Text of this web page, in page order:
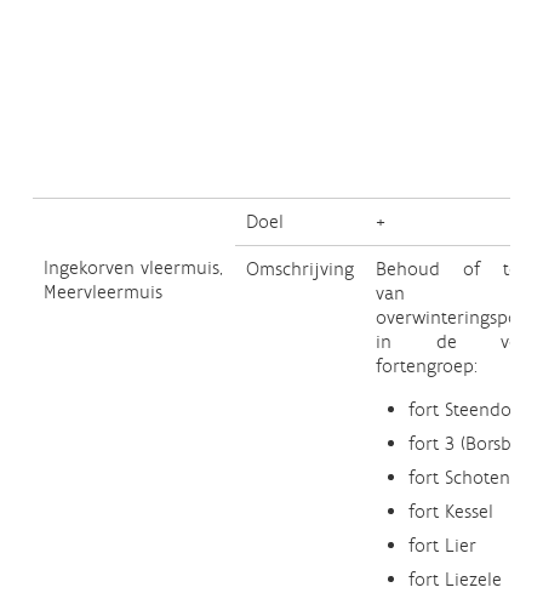
Doel
+
Ingekorven vleermuis,
Meervleermuis
Omschrijving
Behoud of
van
in de
fortengroep:
fort Steendorp
fort 3 (Borsbeek)
fort Schoten
fort Kessel
fort Lier
fort Liezele